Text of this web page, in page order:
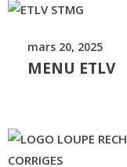
mars 20, 2025
MENU ETLV